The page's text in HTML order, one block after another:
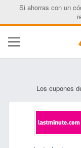
Si ahorras con un
Los cupones